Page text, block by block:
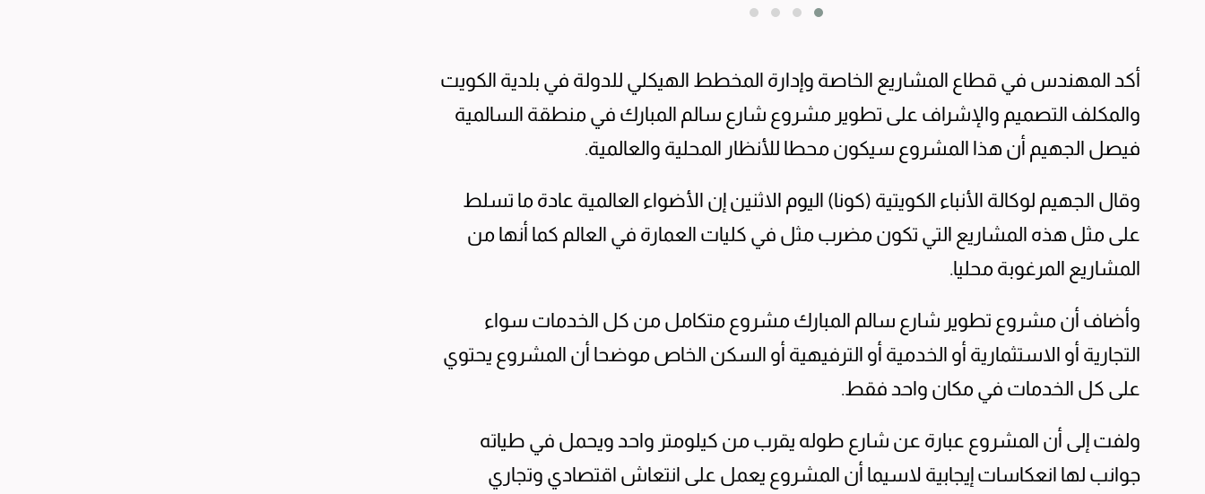
أكد المهندس في قطاع المشاريع الخاصة وإدارة المخطط الهيكلي للدولة في بلدية الكويت
والمكلف التصميم والإشراف على تطوير مشروع شارع سالم المبارك في منطقة السالمية
فيصل الجهيم أن هذا المشروع سيكون محطا للأنظار المحلية والعالمية.
وقال الجهيم لوكالة الأنباء الكويتية (كونا) اليوم الاثنين إن الأضواء العالمية عادة ما تسلط
على مثل هذه المشاريع التي تكون مضرب مثل في كليات العمارة في العالم كما أنها من
المشاريع المرغوبة محليا.
وأضاف أن مشروع تطوير شارع سالم المبارك مشروع متكامل من كل الخدمات سواء
التجارية أو الاستثمارية أو الخدمية أو الترفيهية أو السكن الخاص موضحا أن المشروع يحتوي
على كل الخدمات في مكان واحد فقط.
ولفت إلى أن المشروع عبارة عن شارع طوله يقرب من كيلومتر واحد ويحمل في طياته
جوانب لها انعكاسات إيجابية لاسيما أن المشروع يعمل على انتعاش اقتصادي وتجاري